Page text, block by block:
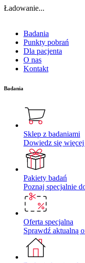
Ładowanie...
Badania
Punkty pobrań
Dla pacjenta
O nas
Kontakt
Badania
Sklep z badaniami
Dowiedz się
Pakiety badań
Poznaj specjalnie
Oferta specjalna
Sprawdź aktualną